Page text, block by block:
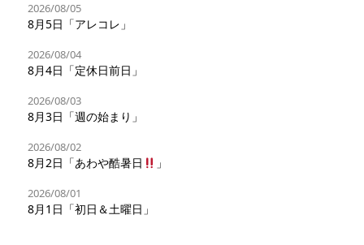
2026/08/05
8月5日「アレコレ」
2026/08/04
8月4日「定休日前日」
2026/08/03
8月3日「週の始まり」
2026/08/02
8月2日「あわや酷暑日 」
2026/08/01
8月1日「初日＆土曜日」